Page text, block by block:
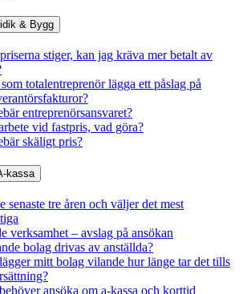
& Bygg
stiger, kan jag kräva mer betalt av
totalentreprenör lägga ett påslag på
entreprenörsansvaret?
vid fastpris, vad göra?
skäligt pris?
kassa
senaste tre åren och väljer det mest
verksamhet – avslag på ansökan
bolag drivas av anställda?
mitt bolag vilande hur länge tar det tills
ansöka om a-kassa och korttid